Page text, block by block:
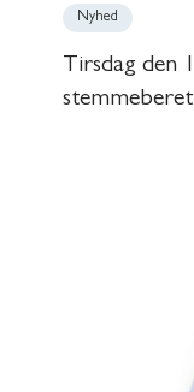
Nyhed
Tirsdag den